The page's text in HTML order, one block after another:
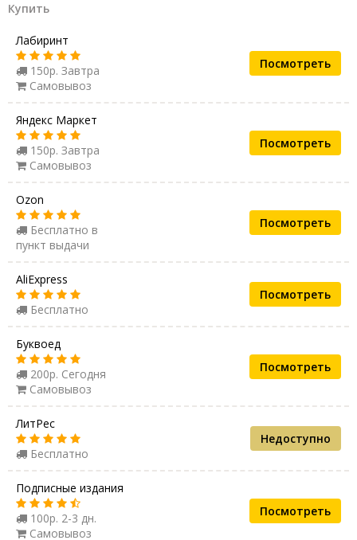
Купить
Лабиринт
150р. Завтра
Самовывоз
Посмотреть
Яндекс Маркет
150р. Завтра
Самовывоз
Посмотреть
Ozon
Бесплатно в
пункт выдачи
Посмотреть
AliExpress
Бесплатно
Посмотреть
Буквоед
200р. Сегодня
Самовывоз
Посмотреть
ЛитРес
Бесплатно
Недоступно
Подписные издания
100р. 2-3 дн.
Самовывоз
Посмотреть